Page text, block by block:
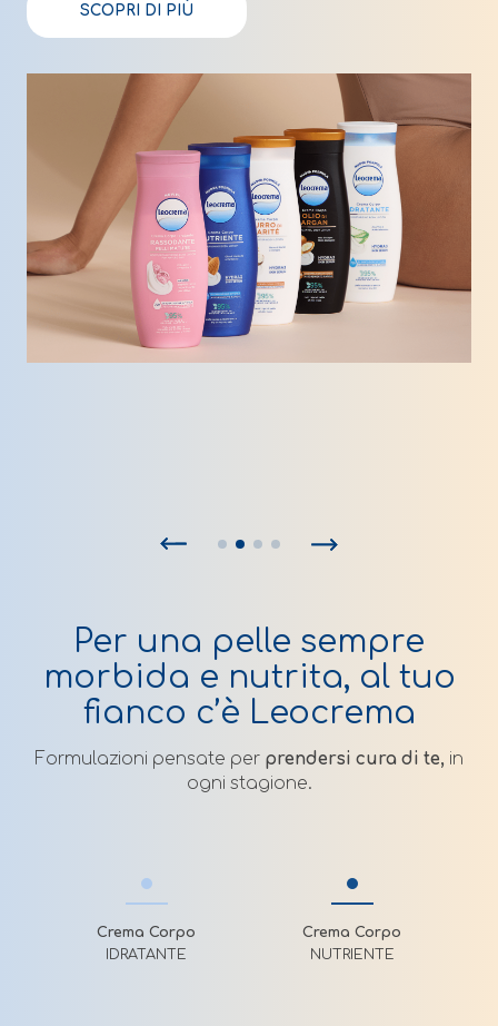
SCOPRI DI PIÙ
Per una pelle sempre
morbida e nutrita, al tuo
fianco c’è Leocrema
Formulazioni pensate per prendersi cura di te, in
ogni stagione.
Crema Corpo
IDRATANTE
Crema Corpo
NUTRIENTE